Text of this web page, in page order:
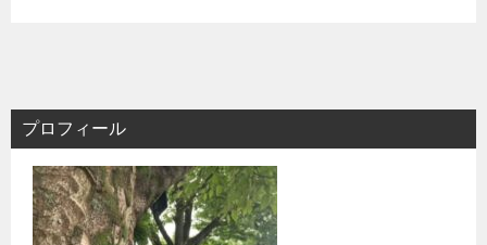
プロフィール